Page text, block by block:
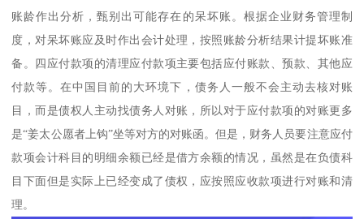
账龄作出分析，甄别出可能存在的呆坏账。根据企业财务管理制
度，对呆坏账应及时作出会计处理，按照账龄分析结果计提坏账准
备。四应付款项的清理应付款项主要包括应付账款、预款、其他应
付款等。在中国目前的大环境下，债务人一般不会主动去核对账
目，而是债权人主动找债务人对账，所以对于应付款项的对账更多
是“姜太公愿者上钩”坐等对方的对账函。但是，财务人员要注意应付
款项会计科目的明细余额已经是借方余额的情况，虽然是在负债科
目下面但是实际上已经变成了债权，应按照应收款项进行对账和清
理。